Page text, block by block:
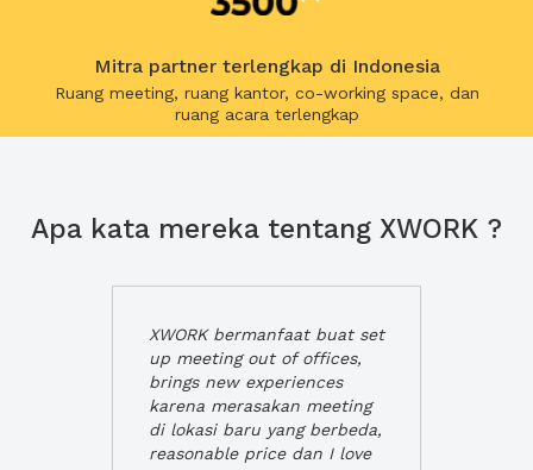
Mitra partner terlengkap di Indonesia
Ruang meeting, ruang kantor, co-working space, dan
ruang acara terlengkap
Apa kata mereka tentang XWORK ?
XWORK bermanfaat buat set
up meeting out of offices,
brings new experiences
karena merasakan meeting
di lokasi baru yang berbeda,
reasonable price dan I love